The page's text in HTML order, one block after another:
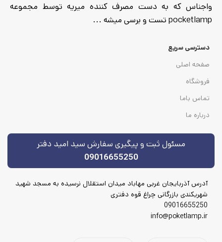
واجناس که به دست مصرف کننده میریه توسط مجموعه
pocketlamp تست و برسی میشه ...
دسترسی سریع
صفحه اصلی
فروشگاه
تماس باما
درباره ما
مسئول ثبت و پیگیری سفارش سید امید دفتر
09016655250
آدرس آذربایجان غربی مهاباد میدان استقلال نرسیده به مسجد شهید
شهریکندی بازرگانی چراغ قوه دفتری
09016655250
info@poketlamp.ir